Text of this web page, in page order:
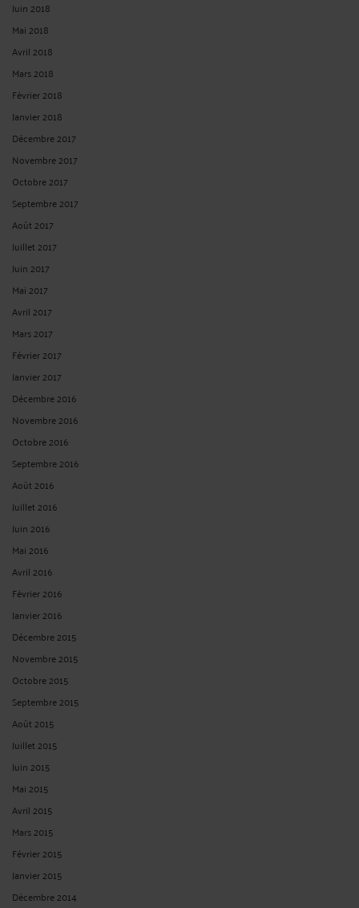
Juin 2018
Mai 2018
Avril 2018
Mars 2018
Février 2018
Janvier 2018
Décembre 2017
Novembre 2017
Octobre 2017
Septembre 2017
Août 2017
Juillet 2017
Juin 2017
Mai 2017
Avril 2017
Mars 2017
Février 2017
Janvier 2017
Décembre 2016
Novembre 2016
Octobre 2016
Septembre 2016
Août 2016
Juillet 2016
Juin 2016
Mai 2016
Avril 2016
Février 2016
Janvier 2016
Décembre 2015
Novembre 2015
Octobre 2015
Septembre 2015
Août 2015
Juillet 2015
Juin 2015
Mai 2015
Avril 2015
Mars 2015
Février 2015
Janvier 2015
Décembre 2014